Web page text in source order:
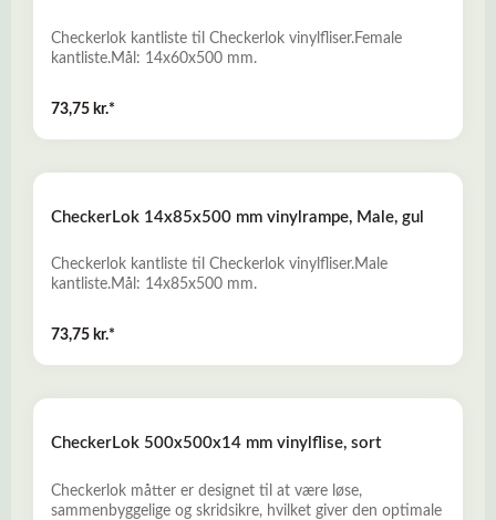
Checkerlok kantliste til Checkerlok vinylfliser.Female
kantliste.Mål: 14x60x500 mm.
73,75 kr.*
CheckerLok 14x85x500 mm vinylrampe, Male, gul
Checkerlok kantliste til Checkerlok vinylfliser.Male
kantliste.Mål: 14x85x500 mm.
73,75 kr.*
CheckerLok 500x500x14 mm vinylflise, sort
Checkerlok måtter er designet til at være løse,
sammenbyggelige og skridsikre, hvilket giver den optimale